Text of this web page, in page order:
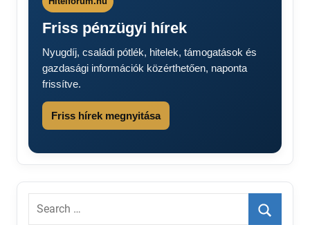
Friss pénzügyi hírek
Nyugdíj, családi pótlék, hitelek, támogatások és
gazdasági információk közérthetően, naponta
frissítve.
Friss hírek megnyitása
Search